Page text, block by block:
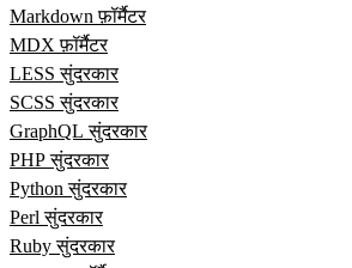
Markdown फ़ॉर्मैटर
MDX फ़ॉर्मैटर
LESS सुंदरकार
SCSS सुंदरकार
GraphQL सुंदरकार
PHP सुंदरकार
Python सुंदरकार
Perl सुंदरकार
Ruby सुंदरकार